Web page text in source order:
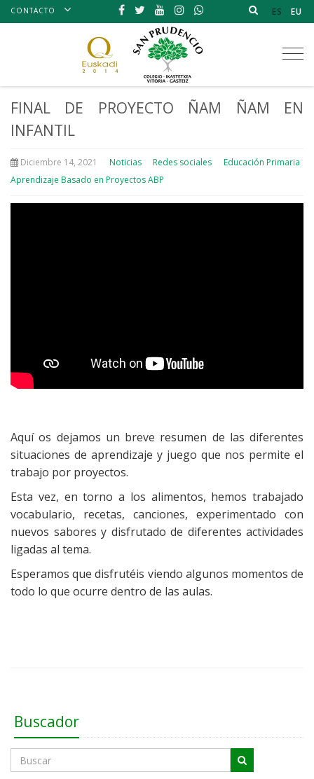
CONTACTO ES EU
FINAL DE PROYECTO ÑAM ÑAM EN
INFANTIL
Diciembre 14, 2021 Noticias Redes sociales
Educación Primaria
Aprendizaje Basado en Proyectos ABP
Aquí os dejamos un breve resumen de las diferentes
situaciones de aprendizaje y juego que nos permite el
trabajo por proyectos.
Esta vez, en torno a los alimentos, hemos trabajado
vocabulario, recetas, canciones, experimentado con
nuevos sabores y disfrutado de diferentes actividades
ligadas al tema.
Esperamos que disfrutéis viendo algunos momentos de
todo lo que ocurre dentro de las aulas.
Buscador